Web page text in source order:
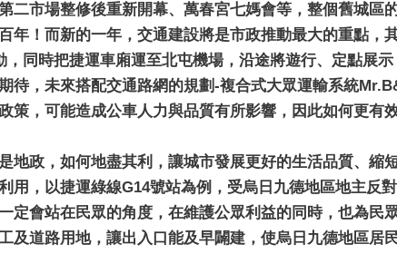
二市場整修後重新開幕、萬春宮七媽會等，整個舊城區
年！而新的一年，交通建設將是市政推動最大的重點，
同時把捷運車廂運至北屯機場，沿途將遊行、定點展
待，未來搭配交通路網的規劃-複合式大眾運輸系統
策，可能造成公車人力與品質有所影響，因此如何更有
地政，如何地盡其利，讓城市發展更好的生活品質、縮
用，以捷運綠線G14號站為例，受烏日九德地區地主反
定會站在民眾的角度，在維護公眾利益的同時，也為民
及道路用地，讓出入口能及早闢建，使烏日九德地區居